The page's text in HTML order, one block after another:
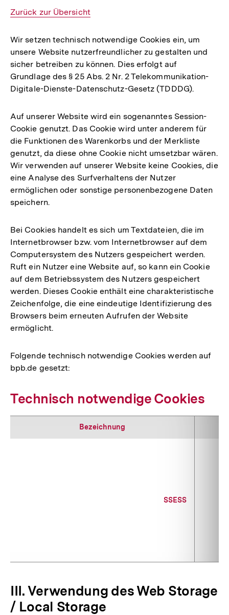
Interner
Zurück zur Übersicht
Wir setzen technisch notwendige Cookies ein, um
unsere Website nutzerfreundlicher zu gestalten und
sicher betreiben zu können. Dies erfolgt auf
Grundlage des § 25 Abs. 2 Nr. 2 Telekommunikation-
Digitale-Dienste-Datenschutz-Gesetz (TDDDG).
Auf unserer Website wird ein sogenanntes Session-
Cookie genutzt. Das Cookie wird unter anderem für
die Funktionen des Warenkorbs und der Merkliste
genutzt, da diese ohne Cookie nicht umsetzbar wären.
Wir verwenden auf unserer Website keine Cookies, die
eine Analyse des Surfverhaltens der Nutzer
ermöglichen oder sonstige personenbezogene Daten
speichern.
Bei Cookies handelt es sich um Textdateien, die im
Internetbrowser bzw. vom Internetbrowser auf dem
Computersystem des Nutzers gespeichert werden.
Ruft ein Nutzer eine Website auf, so kann ein Cookie
auf dem Betriebssystem des Nutzers gespeichert
werden. Dieses Cookie enthält eine charakteristische
Zeichenfolge, die eine eindeutige Identifizierung des
Browsers beim erneuten Aufrufen der Website
ermöglicht.
Folgende technisch notwendige Cookies werden auf
bpb.de gesetzt:
Technisch notwendige Cookies
Bezeichnung
SSESS
III. Verwendung des Web Storage
/ Local Storage